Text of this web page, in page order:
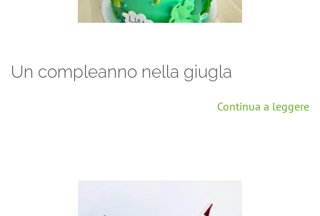
Un compleanno nella giugla
Continua a leggere